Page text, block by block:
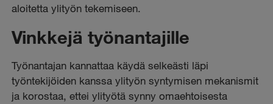
aloitetta ylityön tekemiseen.
Vinkkejä työnantajille
Työnantajan kannattaa käydä selkeästi läpi
työntekijöiden kanssa ylityön syntymisen mekanismit
ja korostaa, ettei ylityötä synny omaehtoisesta